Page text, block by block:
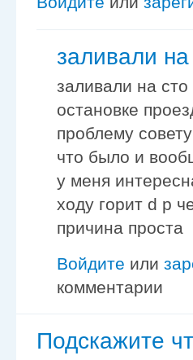
заливали
заливали на
остановке
проблему
что было и
у меня
ходу горит d p
причина проста
Войдите или
комментарии
Подскажите